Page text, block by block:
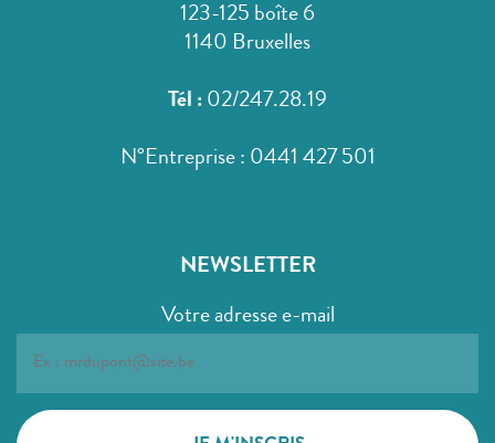
123-125 boîte 6
1140 Bruxelles
Tél : 02/247.28.19
N°Entreprise : 0441 427 501
NEWSLETTER
Votre adresse e-mail